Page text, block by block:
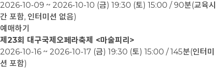
2026-10-09 ~ 2026-10-10 (금) 19:30 (토) 15:00 / 90분(교육시
간 포함, 인터미션 없음)
예매하기
제23회 대구국제오페라축제 <마술피리>
2026-10-16 ~ 2026-10-17 (금) 19:30 (토) 15:00 / 145분(인터미
션 포함)